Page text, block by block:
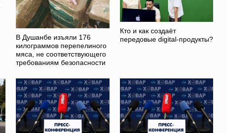
В Душанбе изъяли 176
килограммов перепелиного
мяса, не соответствующего
требованиям безопасности
Кто и как создаёт
передовые digital-продукты?